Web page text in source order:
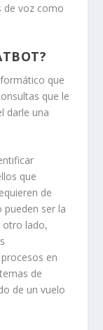
de voz como
que
que le
darle una
que
de
ser la
otro lado,
en
de
de un vuelo